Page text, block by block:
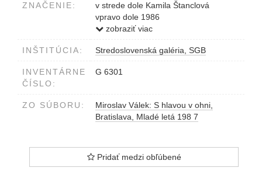
ZNAČENIE:
v strede dole Kamila Štanclová
vpravo dole 1986
vľavo dole 2/5
zobraziť viac
INŠTITÚCIA: Stredoslovenská galéria, SGB
INVENTÁRNE
ČÍSLO:
G 6301
ZO SÚBORU:
Miroslav Válek: S hlavou v ohni,
Bratislava, Mladé letá 198 7
Pridať medzi obľúbené